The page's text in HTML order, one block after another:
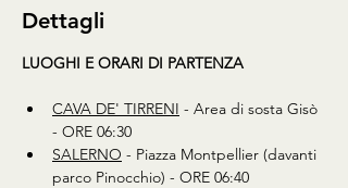
Dettagli
LUOGHI E ORARI DI PARTENZA
CAVA DE' TIRRENI - Area di sosta Gisò
- ORE 06:30
SALERNO - Piazza Montpellier (davanti
parco Pinocchio) - ORE 06:40